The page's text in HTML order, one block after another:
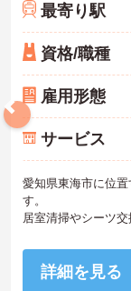
最寄り駅
資格/職種
雇用形態
サービス
愛知県東海市に位
す。
居室清掃やシーツ
最新の求人状況や質
い。詳細を見る